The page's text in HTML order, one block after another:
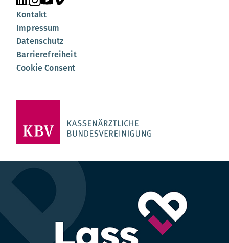
Unsere Seite auf LinkedIn
Unsere Seite auf Instagram
Unsere Seite auf YouTube
Unsere Seite auf Vimeo
Kontakt
Impressum
Datenschutz
Barrierefreiheit
Cookie Consent